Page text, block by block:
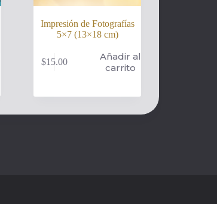
Impresión de Fotografías
5×7 (13×18 cm)
$15.00
Añadir al
carrito